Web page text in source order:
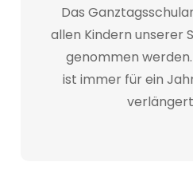
Das
allen Kindern unserer
genommen
ist immer für ein